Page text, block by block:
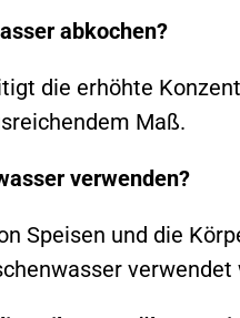
abkochen?
die erhöhte
Maß.
verwenden?
Speisen und die
verwendet